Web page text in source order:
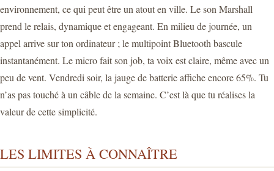
environnement, ce qui peut être un atout en ville. Le son Marshall
prend le relais, dynamique et engageant. En milieu de journée, un
appel arrive sur ton ordinateur ; le multipoint Bluetooth bascule
instantanément. Le micro fait son job, ta voix est claire, même avec un
peu de vent. Vendredi soir, la jauge de batterie affiche encore 65%. Tu
n’as pas touché à un câble de la semaine. C’est là que tu réalises la
valeur de cette simplicité.
LES LIMITES À CONNAÎTRE